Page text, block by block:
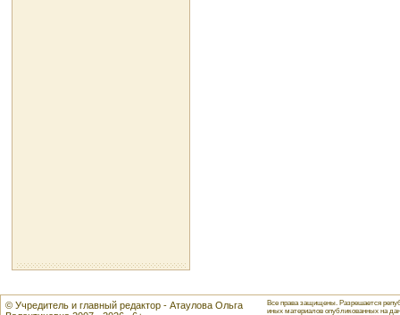
© Учредитель и главный редактор - Атаулова Ольга
Все права защищены. Разрешается
иных материалов опубликованных на